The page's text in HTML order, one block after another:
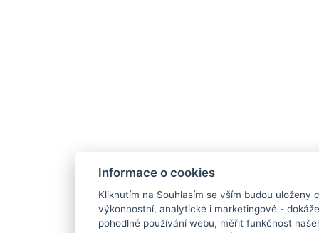
Informace o cookies
Kliknutím na Souhlasím se vším budou uloženy
výkonnostní, analytické i marketingové -
pohodlné používání webu, měřit funkčnost